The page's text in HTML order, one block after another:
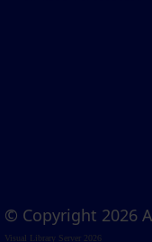
© Copyright 2026
Visual Library Server 2026